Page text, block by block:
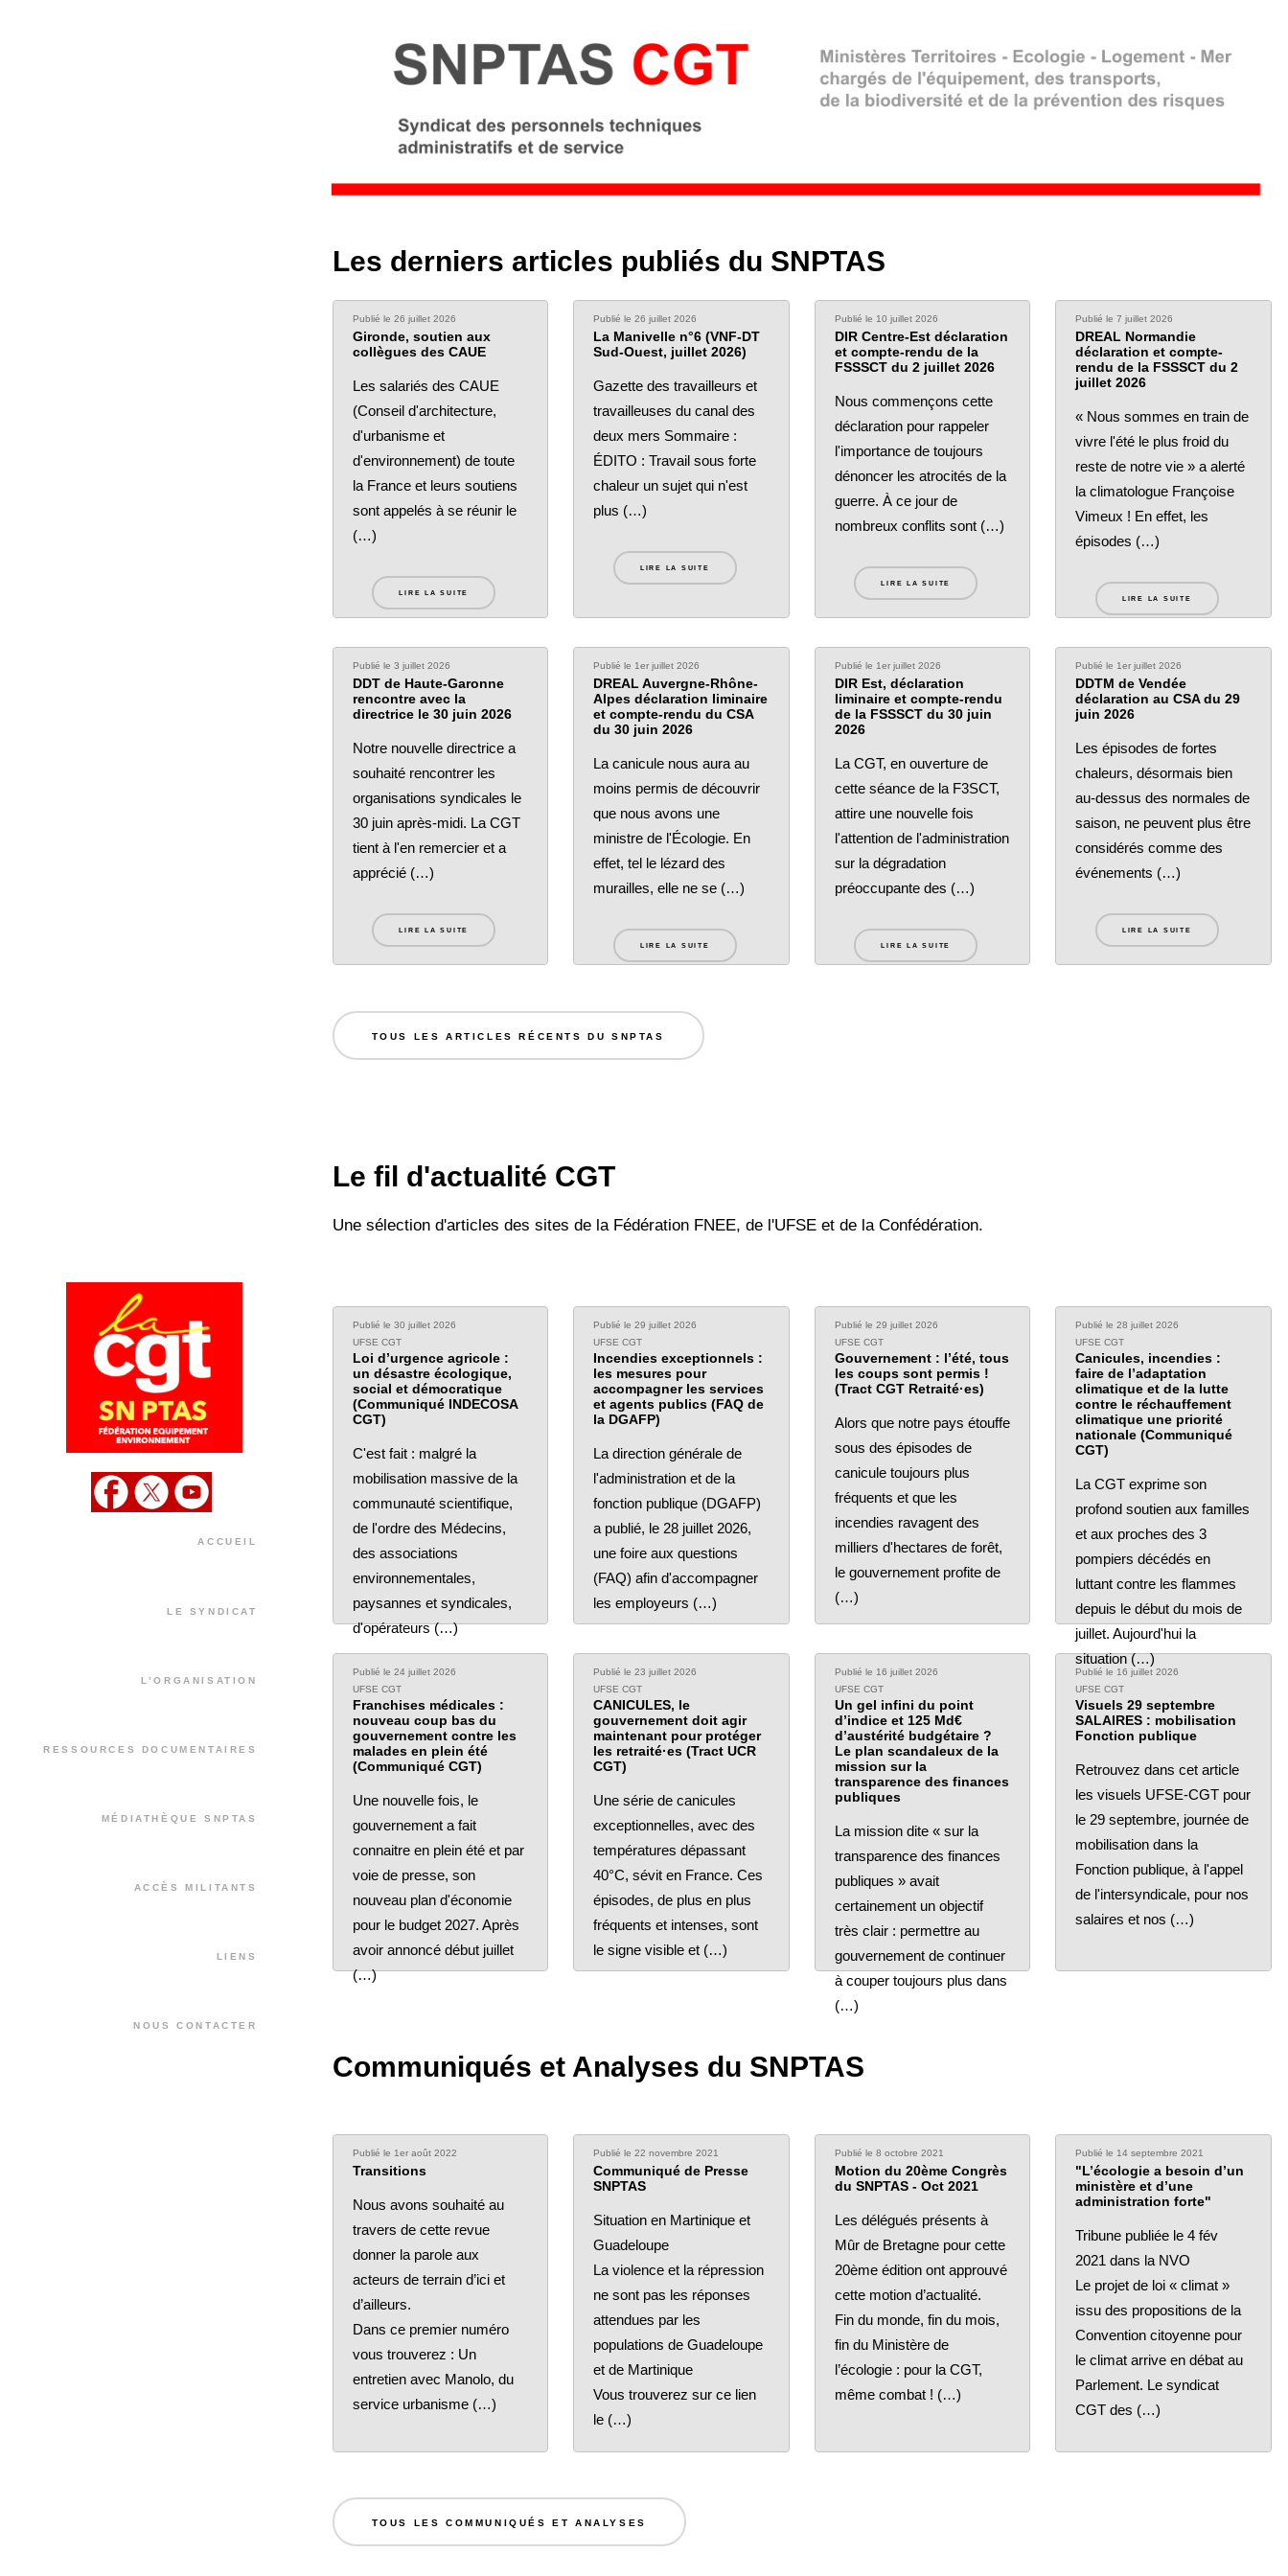
ACCUEIL
LE SYNDICAT
L’ORGANISATION
RESSOURCES DOCUMENTAIRES
MÉDIATHÈQUE SNPTAS
ACCÈS MILITANTS
LIENS
NOUS CONTACTER
Les derniers articles publiés du SNPTAS
Publié le 26 juillet 2026
Gironde, soutien aux
collègues des CAUE
Les salariés des CAUE
(Conseil d'architecture,
d'urbanisme et
d'environnement) de toute
la France et leurs soutiens
sont appelés à se réunir le
(…)
LIRE LA SUITE
Publié le 26 juillet 2026
La Manivelle n°6 (VNF-DT
Sud-Ouest, juillet 2026)
Gazette des travailleurs et
travailleuses du canal des
deux mers Sommaire :
ÉDITO : Travail sous forte
chaleur un sujet qui n'est
plus (…)
LIRE LA SUITE
Publié le 10 juillet 2026
DIR Centre-Est déclaration
et compte-rendu de la
FSSSCT du 2 juillet 2026
Nous commençons cette
déclaration pour rappeler
l'importance de toujours
dénoncer les atrocités de la
guerre. À ce jour de
nombreux conflits sont (…)
LIRE LA SUITE
Publié le 7 juillet 2026
DREAL Normandie
déclaration et compte-
rendu de la FSSSCT du 2
juillet 2026
« Nous sommes en train de
vivre l'été le plus froid du
reste de notre vie » a alerté
la climatologue Françoise
Vimeux ! En effet, les
épisodes (…)
LIRE LA SUITE
Publié le 3 juillet 2026
DDT de Haute-Garonne
rencontre avec la
directrice le 30 juin 2026
Notre nouvelle directrice a
souhaité rencontrer les
organisations syndicales le
30 juin après-midi. La CGT
tient à l'en remercier et a
apprécié (…)
LIRE LA SUITE
Publié le 1er juillet 2026
DREAL Auvergne-Rhône-
Alpes déclaration liminaire
et compte-rendu du CSA
du 30 juin 2026
La canicule nous aura au
moins permis de découvrir
que nous avons une
ministre de l'Écologie. En
effet, tel le lézard des
murailles, elle ne se (…)
LIRE LA SUITE
Publié le 1er juillet 2026
DIR Est, déclaration
liminaire et compte-rendu
de la FSSSCT du 30 juin
2026
La CGT, en ouverture de
cette séance de la F3SCT,
attire une nouvelle fois
l'attention de l'administration
sur la dégradation
préoccupante des (…)
LIRE LA SUITE
Publié le 1er juillet 2026
DDTM de Vendée
déclaration au CSA du 29
juin 2026
Les épisodes de fortes
chaleurs, désormais bien
au-dessus des normales de
saison, ne peuvent plus être
considérés comme des
événements (…)
LIRE LA SUITE
TOUS LES ARTICLES RÉCENTS DU SNPTAS
Le fil d'actualité CGT
Une sélection d'articles des sites de la Fédération FNEE, de l'UFSE et de la Confédération.
Publié le 30 juillet 2026
UFSE CGT
Loi d’urgence agricole :
un désastre écologique,
social et démocratique
(Communiqué INDECOSA
CGT)
C'est fait : malgré la
mobilisation massive de la
communauté scientifique,
de l'ordre des Médecins,
des associations
environnementales,
paysannes et syndicales,
d'opérateurs (…)
Publié le 29 juillet 2026
UFSE CGT
Incendies exceptionnels :
les mesures pour
accompagner les services
et agents publics (FAQ de
la DGAFP)
La direction générale de
l'administration et de la
fonction publique (DGAFP)
a publié, le 28 juillet 2026,
une foire aux questions
(FAQ) afin d'accompagner
les employeurs (…)
Publié le 29 juillet 2026
UFSE CGT
Gouvernement : l’été, tous
les coups sont permis !
(Tract CGT Retraité·es)
Alors que notre pays étouffe
sous des épisodes de
canicule toujours plus
fréquents et que les
incendies ravagent des
milliers d'hectares de forêt,
le gouvernement profite de
(…)
Publié le 28 juillet 2026
UFSE CGT
Canicules, incendies :
faire de l’adaptation
climatique et de la lutte
contre le réchauffement
climatique une priorité
nationale (Communiqué
CGT)
La CGT exprime son
profond soutien aux familles
et aux proches des 3
pompiers décédés en
luttant contre les flammes
depuis le début du mois de
juillet. Aujourd'hui la
situation (…)
Publié le 24 juillet 2026
UFSE CGT
Franchises médicales :
nouveau coup bas du
gouvernement contre les
malades en plein été
(Communiqué CGT)
Une nouvelle fois, le
gouvernement a fait
connaitre en plein été et par
voie de presse, son
nouveau plan d'économie
pour le budget 2027. Après
avoir annoncé début juillet
(…)
Publié le 23 juillet 2026
UFSE CGT
CANICULES, le
gouvernement doit agir
maintenant pour protéger
les retraité·es (Tract UCR
CGT)
Une série de canicules
exceptionnelles, avec des
températures dépassant
40°C, sévit en France. Ces
épisodes, de plus en plus
fréquents et intenses, sont
le signe visible et (…)
Publié le 16 juillet 2026
UFSE CGT
Un gel infini du point
d’indice et 125 Md€
d’austérité budgétaire ?
Le plan scandaleux de la
mission sur la
transparence des finances
publiques
La mission dite « sur la
transparence des finances
publiques » avait
certainement un objectif
très clair : permettre au
gouvernement de continuer
à couper toujours plus dans
(…)
Publié le 16 juillet 2026
UFSE CGT
Visuels 29 septembre
SALAIRES : mobilisation
Fonction publique
Retrouvez dans cet article
les visuels UFSE-CGT pour
le 29 septembre, journée de
mobilisation dans la
Fonction publique, à l'appel
de l'intersyndicale, pour nos
salaires et nos (…)
Communiqués et Analyses du SNPTAS
Publié le 1er août 2022
Transitions
Nous avons souhaité au
travers de cette revue
donner la parole aux
acteurs de terrain d’ici et
d’ailleurs.
Dans ce premier numéro
vous trouverez : Un
entretien avec Manolo, du
service urbanisme (…)
Publié le 22 novembre 2021
Communiqué de Presse
SNPTAS
Situation en Martinique et
Guadeloupe
La violence et la répression
ne sont pas les réponses
attendues par les
populations de Guadeloupe
et de Martinique
Vous trouverez sur ce lien
le (…)
Publié le 8 octobre 2021
Motion du 20ème Congrès
du SNPTAS - Oct 2021
Les délégués présents à
Mûr de Bretagne pour cette
20ème édition ont approuvé
cette motion d’actualité.
Fin du monde, fin du mois,
fin du Ministère de
l’écologie : pour la CGT,
même combat ! (…)
Publié le 14 septembre 2021
"L’écologie a besoin d’un
ministère et d’une
administration forte"
Tribune publiée le 4 fév
2021 dans la NVO
Le projet de loi « climat »
issu des propositions de la
Convention citoyenne pour
le climat arrive en débat au
Parlement. Le syndicat
CGT des (…)
TOUS LES COMMUNIQUÉS ET ANALYSES